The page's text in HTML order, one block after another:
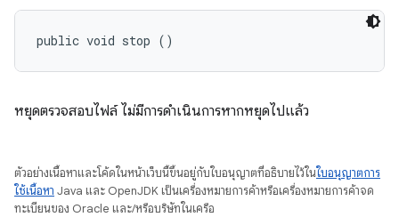
public void stop ()
หยุดตรวจสอบไฟล์ ไม่มีการดำเนินการหากหยุดไปแล้ว
ตัวอย่างเนื้อหาและโค้ดในหน้าเว็บนี้ขึ้นอยู่กับใบอนุญาตที่อธิบายไว้ในใบอนุญาตการ
ใช้เนื้อหา Java และ OpenJDK เป็นเครื่องหมายการค้าหรือเครื่องหมายการค้าจด
ทะเบียนของ Oracle และ/หรือบริษัทในเครือ